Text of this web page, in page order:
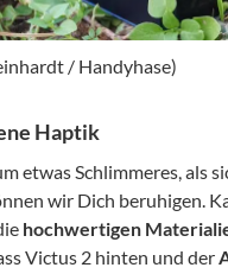
/ Handyhase)
Haptik
etwas Schlimmeres, als
wir Dich beruhigen.
hochwertigen
Victus 2 hinten und der